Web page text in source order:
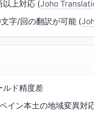
以上対応 (Joho
字/回の翻訳が可能 (
ルド精度差
イン本土の地域変異対